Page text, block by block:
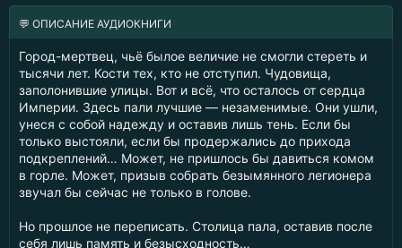
💬 ОПИСАНИЕ АУДИОКНИГИ
Город-мертвец, чьё былое величие не смогли стереть и
тысячи лет. Кости тех, кто не отступил. Чудовища,
заполонившие улицы. Вот и всё, что осталось от сердца
Империи. Здесь пали лучшие — незаменимые. Они ушли,
унеся с собой надежду и оставив лишь тень. Если бы
только выстояли, если бы продержались до прихода
подкреплений… Может, не пришлось бы давиться комом
в горле. Может, призыв собрать безымянного легионера
звучал бы сейчас не только в голове.
Но прошлое не переписать. Столица пала, оставив после
себя лишь память и безысходность…